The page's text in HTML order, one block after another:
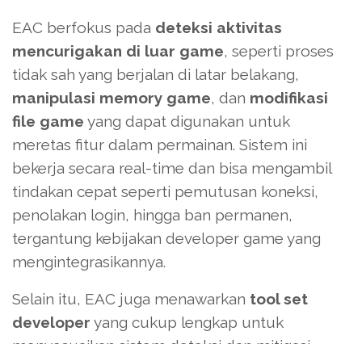
EAC berfokus pada deteksi aktivitas
mencurigakan di luar game, seperti proses
tidak sah yang berjalan di latar belakang,
manipulasi memory game, dan modifikasi
file game yang dapat digunakan untuk
meretas fitur dalam permainan. Sistem ini
bekerja secara real-time dan bisa mengambil
tindakan cepat seperti pemutusan koneksi,
penolakan login, hingga ban permanen,
tergantung kebijakan developer game yang
mengintegrasikannya.
Selain itu, EAC juga menawarkan tool set
developer yang cukup lengkap untuk